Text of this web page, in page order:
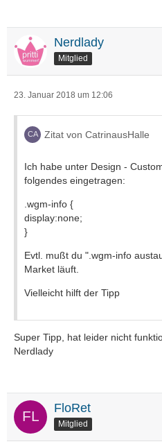
Nerdlady
Mitglied
23. Januar 2018 um 12:06
Zitat von CatrinausHalle
Ich habe unter Design -
folgendes eingetragen:
.wgm-info {
display:none;
}
Evtl. mußt du ".wgm-info
Market läuft.
Vielleicht hilft der Tipp
Super Tipp, hat leider nicht
Nerdlady
FloRet
Mitglied